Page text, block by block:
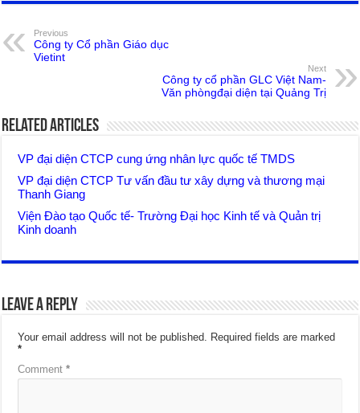
Previous
Công ty Cổ phần Giáo dục
Vietint
Next
Công ty cổ phần GLC Việt Nam-
Văn phòngđại diện tại Quảng Trị
Related Articles
VP đại diện CTCP cung ứng nhân lực quốc tế TMDS
VP đại diện CTCP Tư vấn đầu tư xây dựng và thương mại
Thanh Giang
Viện Đào tạo Quốc tế- Trường Đại học Kinh tế và Quản trị
Kinh doanh
Leave a Reply
Your email address will not be published. Required fields are marked
*
Comment*